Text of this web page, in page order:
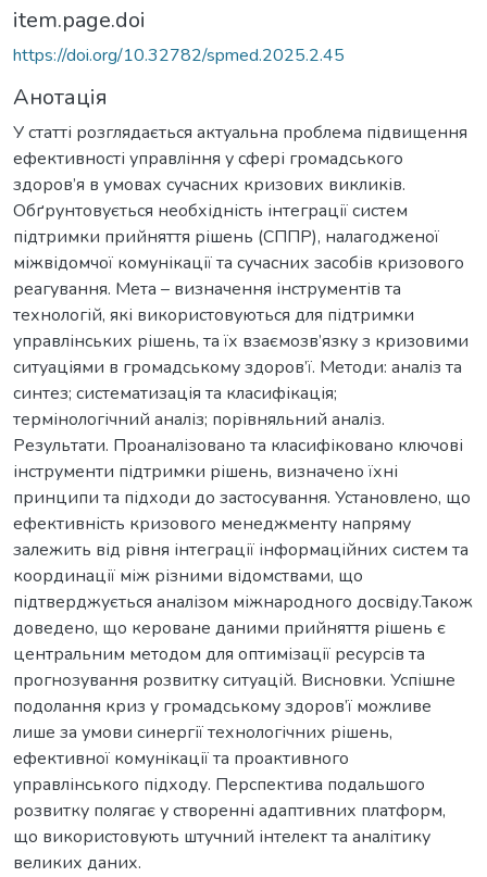
item.page.doi
https://doi.org/10.32782/spmed.2025.2.45
Анотація
У статті розглядається актуальна проблема підвищення
ефективності управління у сфері громадського
здоров’я в умовах сучасних кризових викликів.
Обґрунтовується необхідність інтеграції систем
підтримки прийняття рішень (СППР), налагодженої
міжвідомчої комунікації та сучасних засобів кризового
реагування. Мета – визначення інструментів та
технологій, які використовуються для підтримки
управлінських рішень, та їх взаємозв’язку з кризовими
ситуаціями в громадському здоров’ї. Методи: аналіз та
синтез; систематизація та класифікація;
термінологічний аналіз; порівняльний аналіз.
Результати. Проаналізовано та класифіковано ключові
інструменти підтримки рішень, визначено їхні
принципи та підходи до застосування. Установлено, що
ефективність кризового менеджменту напряму
залежить від рівня інтеграції інформаційних систем та
координації між різними відомствами, що
підтверджується аналізом міжнародного досвіду.Також
доведено, що кероване даними прийняття рішень є
центральним методом для оптимізації ресурсів та
прогнозування розвитку ситуацій. Висновки. Успішне
подолання криз у громадському здоров’ї можливе
лише за умови синергії технологічних рішень,
ефективної комунікації та проактивного
управлінського підходу. Перспектива подальшого
розвитку полягає у створенні адаптивних платформ,
що використовують штучний інтелект та аналітику
великих даних.